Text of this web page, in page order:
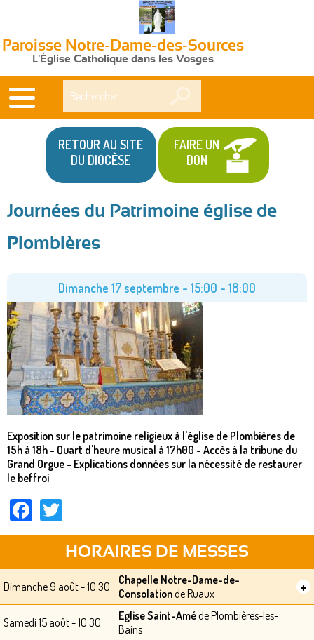
Paroisse Notre-Dame-des-Sources
L'Église Catholique dans les Vosges
RETOUR AU SITE
DU DIOCÈSE
FAIRE UN
DON
êtes
Journées du Patrimoine église de
Plombières
Dimanche 17 septembre - 15:00 - 18:00
Exposition sur le patrimoine religieux à l'église de Plombières de
15h à 18h - Quart d'heure musical à 17h00 - Accès à la tribune du
Grand Orgue - Explications données sur la nécessité de restaurer
le beffroi
Facebook
HORAIRES DE MESSES
Dimanche 9 août - 10:30
Chapelle Notre-Dame-de-
Consolationde Ruaux +
Samedi 15 août - 10:30 Eglise Saint-Améde Plombières-les-
Bains